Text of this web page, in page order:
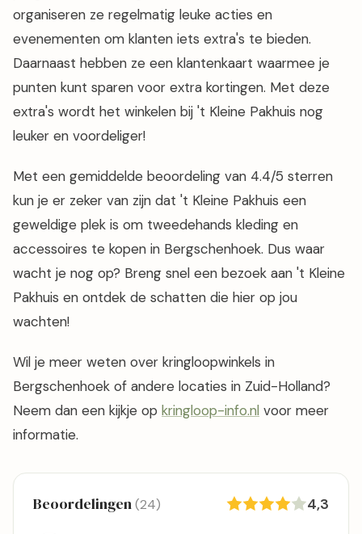
organiseren ze regelmatig leuke acties en
evenementen om klanten iets extra's te bieden.
Daarnaast hebben ze een klantenkaart waarmee je
punten kunt sparen voor extra kortingen. Met deze
extra's wordt het winkelen bij 't Kleine Pakhuis nog
leuker en voordeliger!
Met een gemiddelde beoordeling van 4.4/5 sterren
kun je er zeker van zijn dat 't Kleine Pakhuis een
geweldige plek is om tweedehands kleding en
accessoires te kopen in Bergschenhoek. Dus waar
wacht je nog op? Breng snel een bezoek aan 't Kleine
Pakhuis en ontdek de schatten die hier op jou
wachten!
Wil je meer weten over kringloopwinkels in
Bergschenhoek of andere locaties in Zuid-Holland?
Neem dan een kijkje op kringloop-info.nl voor meer
informatie.
Beoordelingen(24) 4,3